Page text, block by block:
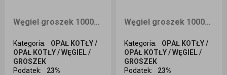
Węgiel groszek 1000kg EXTRA POWER + dostawa Wrocław i okolice
Kategoria:
OPAŁ KOTŁY /
OPAŁ KOTŁY / WĘGIEL /
GROSZEK
Podatek:
23%
Węgiel groszek 1000kg EXTRA POWER + dostawa Opole i okolice
Kategoria:
OPAŁ KOTŁY /
OPAŁ KOTŁY / WĘGIEL /
GROSZEK
Podatek:
23%